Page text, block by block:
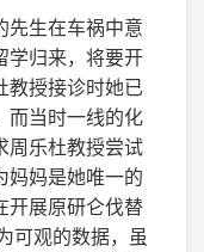
先生在车祸中意
学归来，将要开
教授接诊时她已
而当时一线的化
周乐杜教授尝试
妈妈是她唯一的
开展原研仑伐替
可观的数据，虽